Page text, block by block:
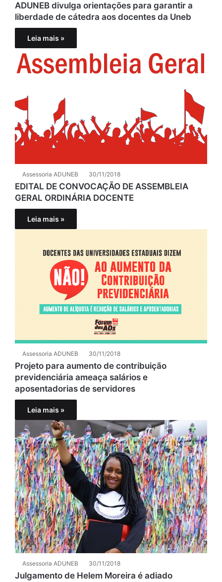
ADUNEB divulga orientações para garantir a
liberdade de cátedra aos docentes da Uneb
Leia mais »
Assessoria ADUNEB 30/11/2018
EDITAL DE CONVOCAÇÃO DE ASSEMBLEIA
GERAL ORDINÁRIA DOCENTE
Leia mais »
Assessoria ADUNEB 30/11/2018
Projeto para aumento de contribuição
previdenciária ameaça salários e
aposentadorias de servidores
Leia mais »
Assessoria ADUNEB 30/11/2018
Julgamento de Helem Moreira é adiado